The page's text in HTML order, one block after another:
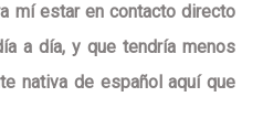
mí estar en contacto directo
a día, y que tendría menos
nativa de español aquí que